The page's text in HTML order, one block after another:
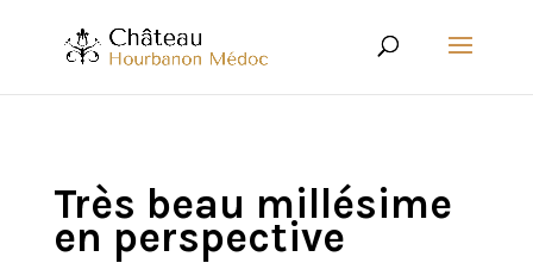
Très beau millésime
en perspective